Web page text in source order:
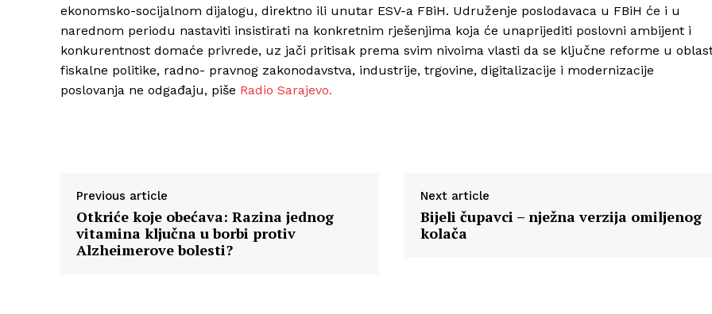
ekonomsko-socijalnom dijalogu, direktno ili unutar ESV-a FBiH. Udruženje poslodavaca u FBiH će i u
narednom periodu nastaviti insistirati na konkretnim rješenjima koja će unaprijediti poslovni ambijent i
konkurentnost domaće privrede, uz jači pritisak prema svim nivoima vlasti da se ključne reforme u
fiskalne politike, radno- pravnog zakonodavstva, industrije, trgovine, digitalizacije i modernizacije
poslovanja ne odgađaju, piše Radio Sarajevo.
Previous article
Otkriće koje obećava: Razina jednog
vitamina ključna u borbi protiv
Alzheimerove bolesti?
Next article
Bijeli čupavci – nježna verzija omiljenog
kolača